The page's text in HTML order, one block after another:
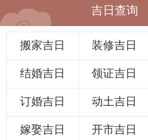
吉日查询
搬家吉日 装修吉日
结婚吉日 领证吉日
订婚吉日 动土吉日
嫁娶吉日 开市吉日